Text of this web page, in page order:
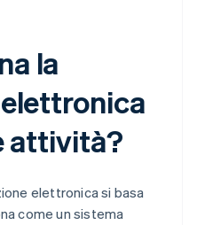
la
attività?
elettronica si basa
come un sistema